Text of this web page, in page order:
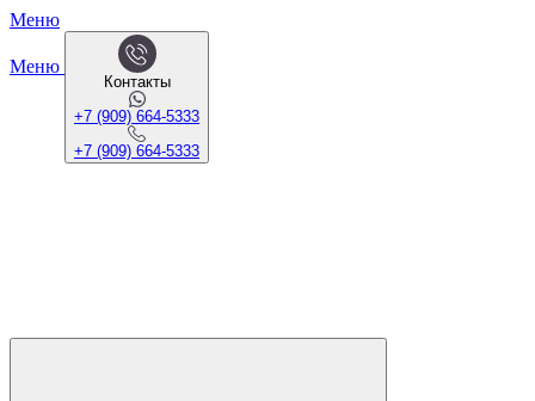
Меню
Меню
Контакты
+7 (909) 664-5333
+7 (909) 664-5333